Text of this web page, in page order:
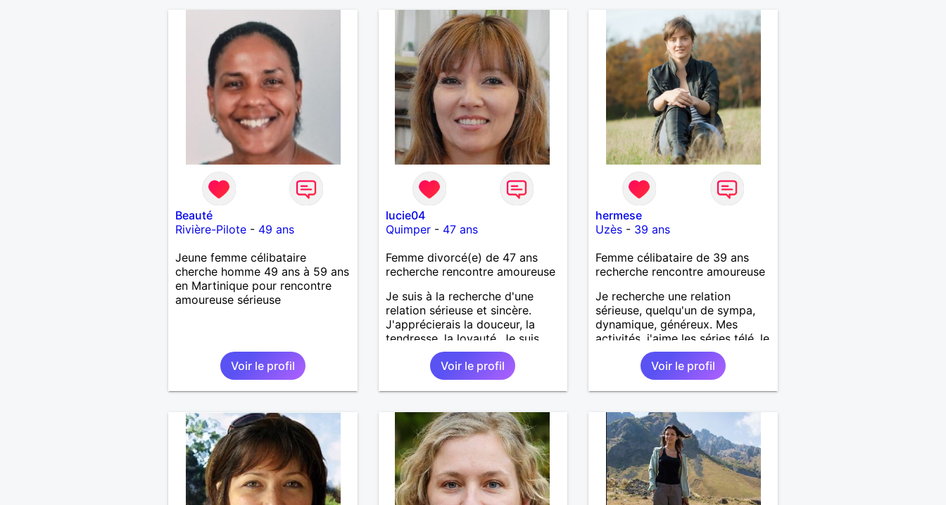
représentatrice de la Femme
Divorcée Mal dans sa peau. A
bientôt.
Beauté
Rivière-Pilote- 49 ans
Jeune femme célibataire
cherche homme 49 ans à 59 ans
en Martinique pour rencontre
amoureuse sérieuse
Voir le profil
lucie04
Quimper- 47 ans
Femme divorcé(e) de 47 ans
recherche rencontre amoureuse
Je suis à la recherche d'une
relation sérieuse et sincère.
J'apprécierais la douceur, la
tendresse, la loyauté. Je suis
dynamique.
Voir le profil
hermese
Uzès - 39 ans
Femme célibataire de 39 ans
recherche rencontre amoureuse
Je recherche une relation
sérieuse, quelqu'un de sympa,
dynamique, généreux. Mes
activités, j'aime les séries télé, le
cinéma, lire, voyager, se
promener, visiter les musées et
Voir le profil